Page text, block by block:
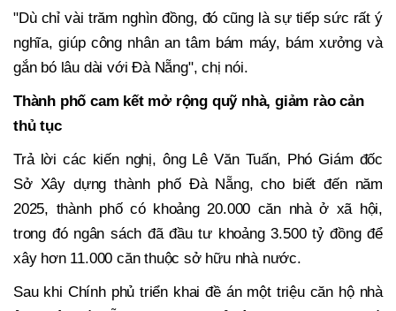
"Dù chỉ vài trăm nghìn đồng, đó cũng là sự tiếp sức rất ý
nghĩa, giúp công nhân an tâm bám máy, bám xưởng và
gắn bó lâu dài với Đà Nẵng", chị nói.
Thành phố cam kết mở rộng quỹ nhà, giảm rào cản
thủ tục
Trả lời các kiến nghị, ông Lê Văn Tuấn, Phó Giám đốc
Sở Xây dựng thành phố Đà Nẵng, cho biết đến năm
2025, thành phố có khoảng 20.000 căn nhà ở xã hội,
trong đó ngân sách đã đầu tư khoảng 3.500 tỷ đồng để
xây hơn 11.000 căn thuộc sở hữu nhà nước.
Sau khi Chính phủ triển khai đề án một triệu căn hộ nhà